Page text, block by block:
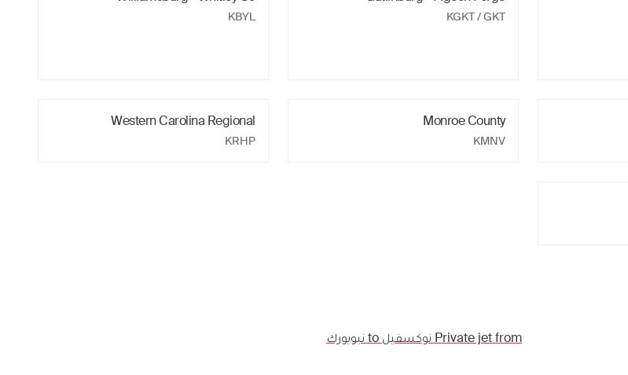
KGKT / GKT
KBYL
Monroe County
KMNV
Western Carolina Regional
KRHP
Private jet from نوكسفيل نيويورك